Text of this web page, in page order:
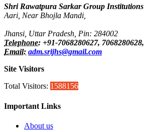
Shri Rawatpura Sarkar Group Institutions
Aari, Near Bhojla Mandi,
Jhansi, Uttar Pradesh, Pin: 284002
Telephone: +91-7068280627, 7068280628,
Email: adm.srijhs@gmail.com
Site Visitors
Total Visitors: 1588156
Important Links
About us